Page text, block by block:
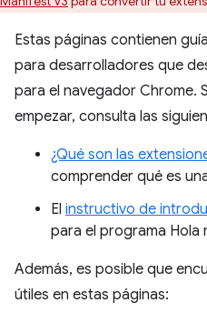
Estas páginas contienen
para desarrolladores que
para el navegador Chrome.
empezar, consulta las
¿Qué son las
comprender qué es
El instructivo de
para el programa Hola
Además, es posible que
útiles en estas páginas: